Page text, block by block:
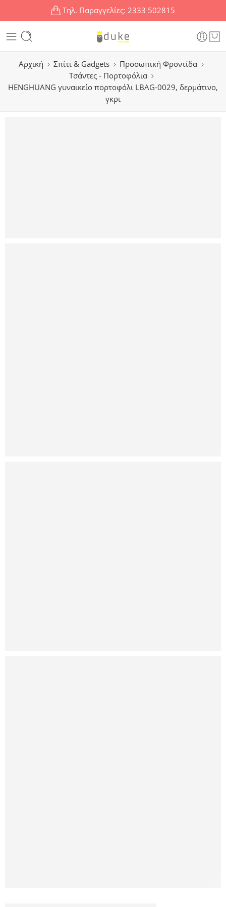
Τηλ. Παραγγελίες: 2333 502815
Αρχική Σπίτι & Gadgets
Προσωπική Φροντίδα
Τσάντες - Πορτοφόλια
HENGHUANG γυναικείο πορτοφόλι LBAG-0029, δερμάτινο,
γκρι